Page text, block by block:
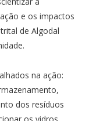
e os impactos
de Algodal
na ação:
dos resíduos